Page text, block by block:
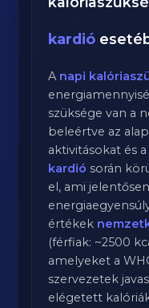
kardió
A napi
szüksége van a
beleértve az
aktivitásokat és
kardió során
el, ami
értékek
(férfiak: ~2500
amelyeket a
szervezetek
elégetett